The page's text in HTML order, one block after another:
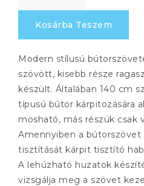
Kosárba Teszem
Modern stílusú
szövött, kisebb része
készült. Általában 140 cm
típusú bútor kárpitozására
mosható, más részük csak
Amennyiben a bútorszövet
tisztítását kárpit tisztító
A lehúzható huzatok
vizsgálja meg a szövet